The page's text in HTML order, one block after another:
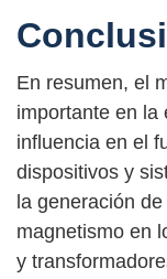
En resumen, el
importante en la
influencia en el
dispositivos y
la generación
magnetismo en
y